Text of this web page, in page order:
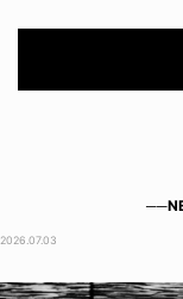
2026.07.03